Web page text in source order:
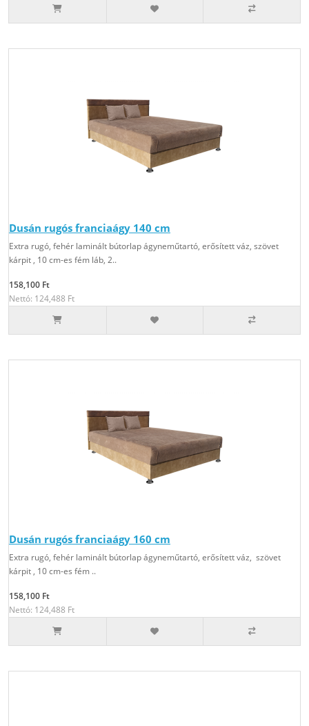
Dusán rugós franciaágy 140 cm
Extra rugó, fehér laminált bútorlap ágyneműtartó, erősített váz, szövet
kárpit , 10 cm-es fém láb, 2..
158,100 Ft
Nettó: 124,488 Ft
Dusán rugós franciaágy 160 cm
Extra rugó, fehér laminált bútorlap ágyneműtartó, erősített váz, szövet
kárpit , 10 cm-es fém ..
158,100 Ft
Nettó: 124,488 Ft